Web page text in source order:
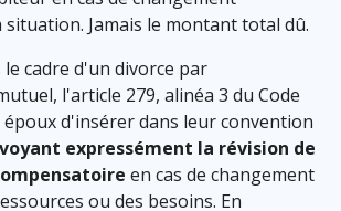
Jamais le montant total dû.
cadre d'un divorce par
l'article 279, alinéa 3 du Code
d'insérer dans leur convention
expressément la révision de
en cas de changement
ou des besoins. En